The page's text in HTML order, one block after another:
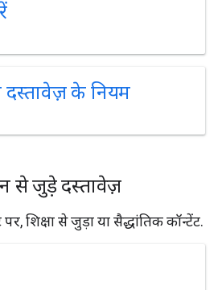
के नियम
से जुड़े दस्तावेज़
शिक्षा से जुड़ा या सैद्धांतिक कॉन्टेंट.